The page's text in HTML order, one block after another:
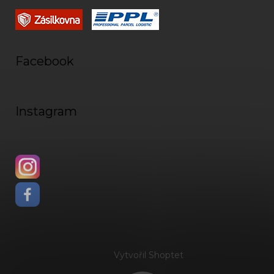
Facebook
Instagram
Vytvořil Shoptet